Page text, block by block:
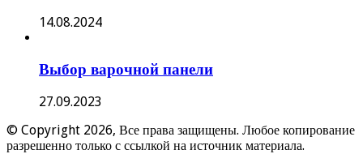
14.08.2024
Выбор варочной панели
27.09.2023
© Copyright 2026, Все права защищены. Любое копирование
разрешенно только с ссылкой на источник материала.